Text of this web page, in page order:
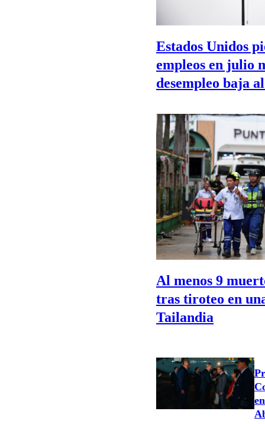
Estados Unidos
empleos en julio
desempleo baja
Al menos 9
tras tiroteo en
Tailandia